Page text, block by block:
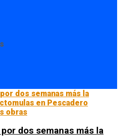
dos semanas más la